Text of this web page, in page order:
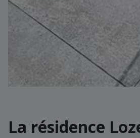
La résidence